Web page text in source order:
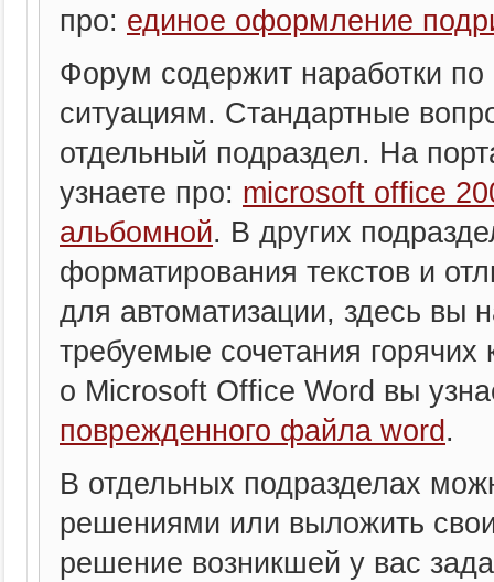
про: единое оформление
Форум содержит наработки
ситуациям. Стандартные
отдельный подраздел. На
узнаете про: microsoft office
альбомной. В других
форматирования текстов и
для автоматизации, здесь вы
требуемые сочетания
о Microsoft Office Word вы
поврежденного файла word .
В отдельных подразделах
решениями или выложить
решение возникшей у вас